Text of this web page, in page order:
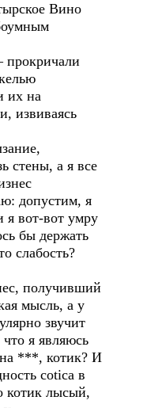
Вино
их на
извиваясь
стены, а я все
допустим, я
я вот-вот умру
бы держать
слабость?
получивший
мысль, а у
звучит
я являюсь
***, котик? И
coticа в
котик лысый,